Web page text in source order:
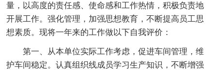
量，以高度的责任感、使命感和工作热情，积极负责地
开展工作。强化管理，加强思想教育，不断提高员工思
想素质。现将一年来的工作做以下自我评价：
第一、从本单位实际工作考虑，促进车间管理，维
护车间稳定。认真组织线成员学习生产知识，不断增强